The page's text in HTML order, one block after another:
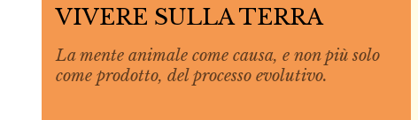
VIVERE SULLA TERRA
La mente animale come causa, e non più solo
come prodotto, del processo evolutivo.